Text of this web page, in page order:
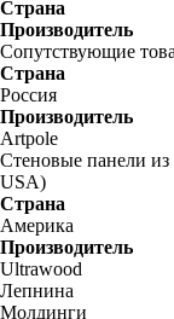
Страна
Производитель
Сопутствующие
Страна
Россия
Производитель
Artpole
Стеновые панели
USA)
Страна
Америка
Производитель
Ultrawood
Лепнина
Молдинги